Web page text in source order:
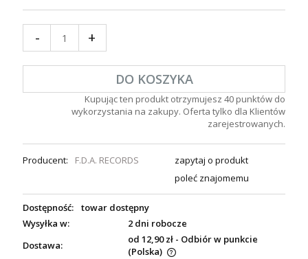
- +
DO KOSZYKA
Kupując ten produkt otrzymujesz 40 punktów do
wykorzystania na zakupy. Oferta tylko dla Klientów
zarejestrowanych.
Producent: F.D.A. RECORDS
zapytaj o produkt
poleć znajomemu
Dostępność:
towar dostępny
Wysyłka w:
2 dni robocze
Dostawa:
od 12,90 zł - Odbiór w punkcie
(Polska)